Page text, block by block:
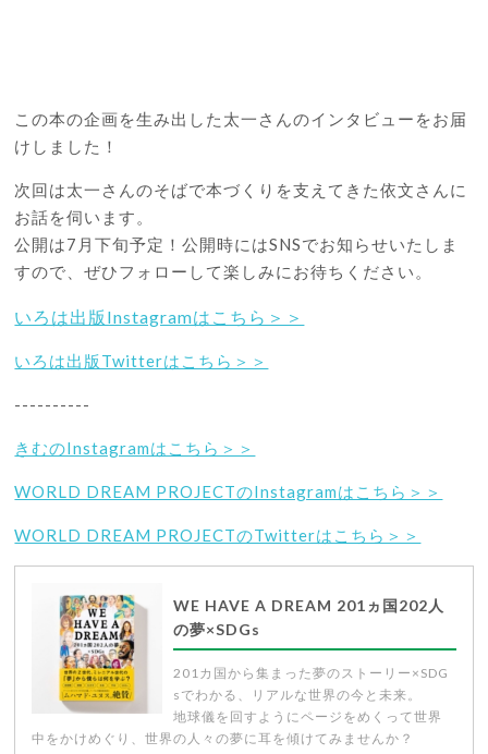
この本の企画を生み出した太一さんのインタビューをお届
けしました！
次回は太一さんのそばで本づくりを支えてきた依文さんに
お話を伺います。
公開は7月下旬予定！公開時にはSNSでお知らせいたしま
すので、ぜひフォローして楽しみにお待ちください。
いろは出版Instagramはこちら＞＞
いろは出版Twitterはこちら＞＞
----------
きむのInstagramはこちら＞＞
WORLD DREAM PROJECTのInstagramはこちら＞＞
WORLD DREAM PROJECTのTwitterはこちら＞＞
WE HAVE A DREAM 201ヵ国202人
の夢×SDGs
201カ国から集まった夢のストーリー×SDG
sでわかる、リアルな世界の今と未来。
地球儀を回すようにページをめくって世界
中をかけめぐり、世界の人々の夢に耳を傾けてみませんか？